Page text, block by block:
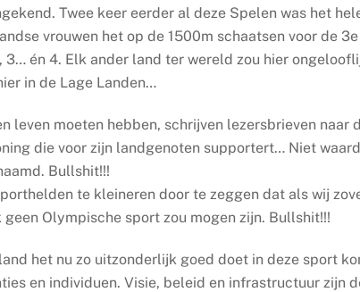
Twee keer eerder al deze Spelen was het
vrouwen het op de 1500m schaatsen voor de 3e
3… én 4. Elk ander land ter wereld zou hier
in de Lage Landen…
leven moeten hebben, schrijven lezersbrieven naar
die voor zijn landgenoten supportert… Niet
Bullshit!!!
te kleineren door te zeggen dat als wij
Olympische sport zou mogen zijn. Bullshit!!!
het nu zo uitzonderlijk goed doet in deze sport
en individuen. Visie, beleid en infrastructuur zijn